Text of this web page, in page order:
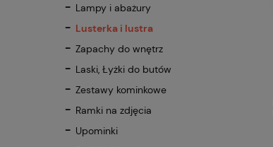
Lampy i abażury
Lusterka i lustra
Zapachy do wnętrz
Laski, Łyżki do butów
Zestawy kominkowe
Ramki na zdjęcia
Upominki